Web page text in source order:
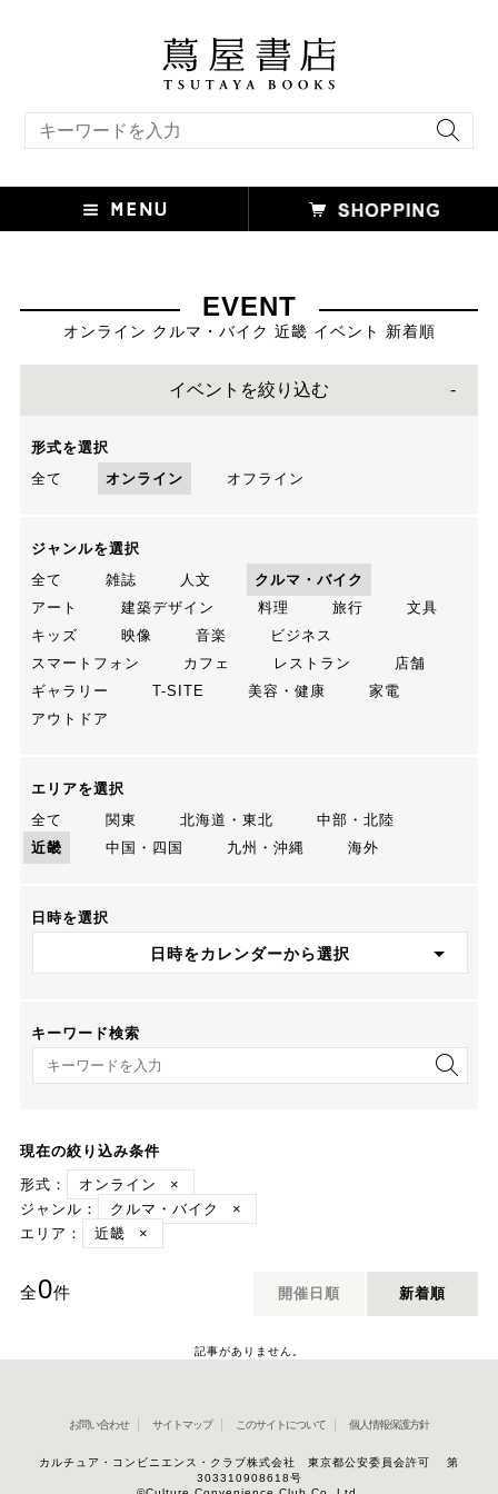
EVENT
オンライン クルマ・バイク 近畿 イベント 新着順
イベントを絞り込む
形式を選択
全て
オンライン オフライン
ジャンルを選択
全て
雑誌 人文
クルマ・バイク
アート
建築デザイン 料理 旅行
文具
キッズ
映像 音楽
ビジネス
スマートフォン
カフェ レストラン
店舗
ギャラリー
T-SITE 美容・健康
家電
アウトドア
エリアを選択
全て
関東 北海道・東北
中部・北陸
近畿
中国・四国 九州・沖縄 海外
日時を選択
日時をカレンダーから選択
キーワード検索
キーワード検索
現在の絞り込み条件
形式：
オンライン
×
ジャンル：
クルマ・バイク
×
エリア：
近畿 ×
全0件 開催日順 新着順
記事がありません。
お問い合わせ サイトマップ このサイトについて 個人情報保護方針
カルチュア・コンビニエンス・クラブ株式会社 東京都公安委員会許可 第
303310908618号